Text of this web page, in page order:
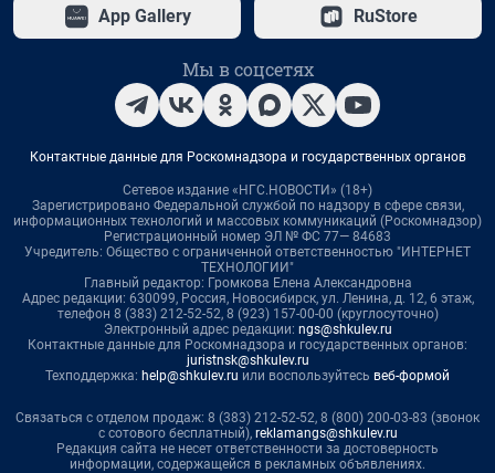
App Gallery RuStore
Мы в соцсетях
Контактные данные для Роскомнадзора и государственных органов
Сетевое издание «НГС.НОВОСТИ» (18+)
Зарегистрировано Федеральной службой по надзору в сфере связи,
информационных технологий и массовых коммуникаций (Роскомнадзор)
Регистрационный номер ЭЛ № ФС 77— 84683
Учредитель: Общество с ограниченной ответственностью "ИНТЕРНЕТ
ТЕХНОЛОГИИ"
Главный редактор: Громкова Елена Александровна
Адрес редакции: 630099, Россия, Новосибирск, ул. Ленина, д. 12, 6 этаж,
телефон 8 (383) 212-52-52, 8 (923) 157-00-00 (круглосуточно)
Электронный адрес редакции: ngs@shkulev.ru
Контактные данные для Роскомнадзора и государственных органов:
juristnsk@shkulev.ru
Техподдержка: help@shkulev.ru или воспользуйтесь веб-формой
Связаться с отделом продаж: 8 (383) 212-52-52, 8 (800) 200-03-83 (звонок
с сотового бесплатный), reklamangs@shkulev.ru
Редакция сайта не несет ответственности за достоверность
информации, содержащейся в рекламных объявлениях.